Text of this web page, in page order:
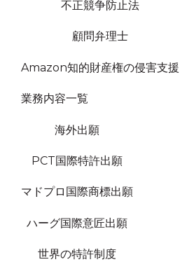
不正競争防止法
顧問弁理士
Amazon知的財産権の侵害支援
業務内容一覧
海外出願
PCT国際特許出願
マドプロ国際商標出願
ハーグ国際意匠出願
世界の特許制度